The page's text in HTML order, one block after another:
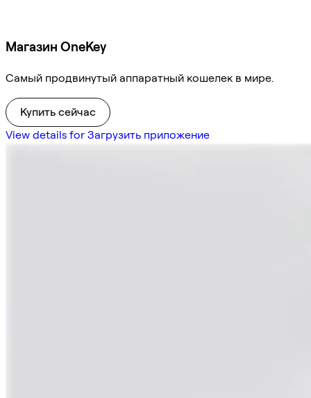
Магазин OneKey
Самый продвинутый аппаратный кошелек в мире.
Купить сейчас
View details for Загрузить приложение